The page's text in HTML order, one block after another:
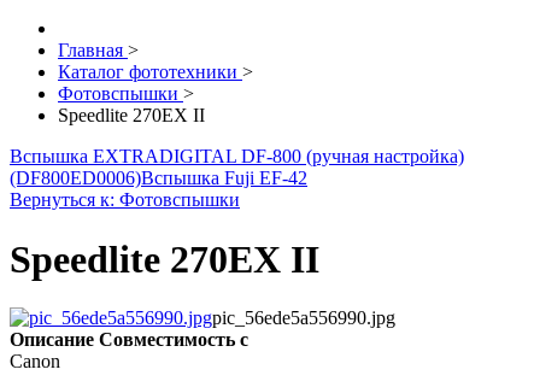
Главная >
Каталог фототехники >
Фотовспышки >
Speedlite 270EX II
Вспышка EXTRADIGITAL DF-800 (ручная настройка)
(DF800ED0006)Вспышка Fuji EF-42
Вернуться к: Фотовспышки
Speedlite 270EX II
pic_56ede5a556990.jpg
Описание Совместимость с
Canon